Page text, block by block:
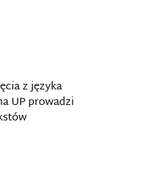
z języka
UP prowadzi